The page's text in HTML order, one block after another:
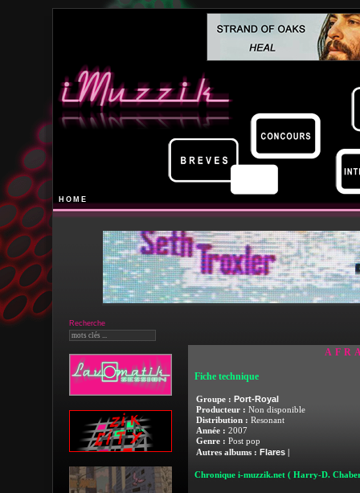
HOME
Recherche
Fiche technique
Groupe : Port-Royal
Producteur : Non disponible
Distribution : Resonant
Année : 2007
Genre : Post pop
Autres albums : Flares|
Chronique i-muzzik.net ( Harry-D.